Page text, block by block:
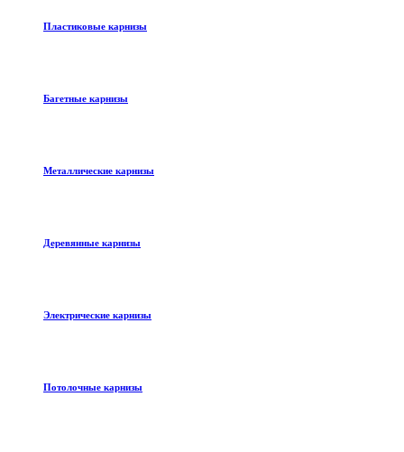
Пластиковые карнизы
Багетные карнизы
Металлические карнизы
Деревянные карнизы
Электрические карнизы
Потолочные карнизы